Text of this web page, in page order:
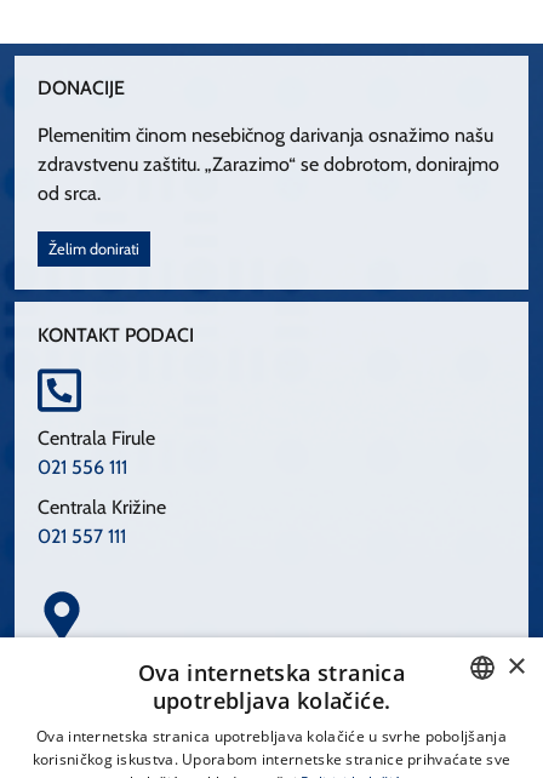
DONACIJE
Plemenitim činom nesebičnog darivanja osnažimo našu
zdravstvenu zaštitu. „Zarazimo“ se dobrotom, donirajmo
od srca.
Želim donirati
KONTAKT PODACI
Centrala Firule
021 556 111
Centrala Križine
021 557 111
Spinčićeva 1, 21000 Split
CROATIAN
×
Ova internetska stranica
upotrebljava kolačiće.
Ova internetska stranica upotrebljava kolačiće u svrhe poboljšanja
korisničkog iskustva. Uporabom internetske stranice prihvaćate sve